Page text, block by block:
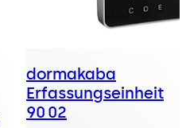
dormakaba
Erfassungseinheit
90 02